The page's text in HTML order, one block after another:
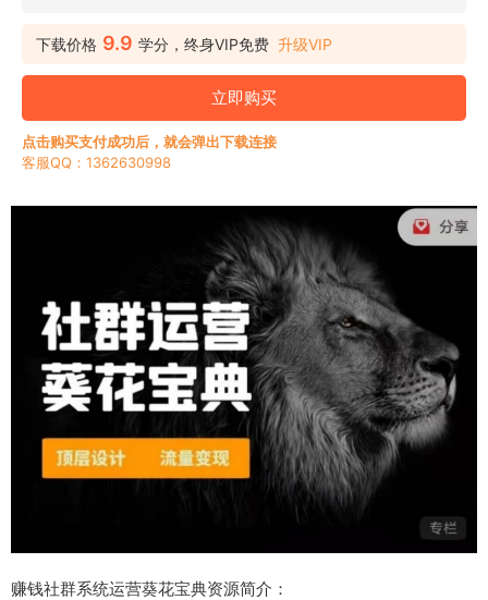
下载价格 9.9 学分，终身VIP免费 升级VIP
立即购买
点击购买支付成功后，就会弹出下载连接
客服QQ：1362630998
赚钱社群系统运营葵花宝典资源简介：